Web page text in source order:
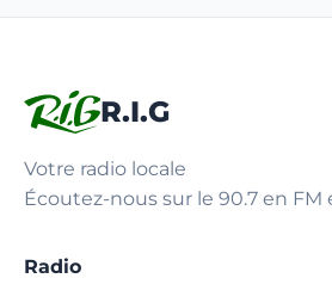
R.I.G
Votre radio locale
Écoutez-nous sur le 90.7 en FM
Radio